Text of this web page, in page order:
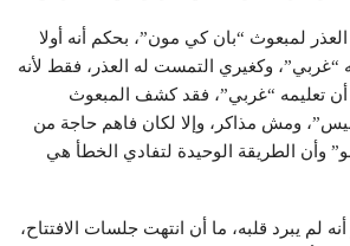
العذر لمبعوث “بان كي مون”، بحكم أنه أولا
“غربي”، وكغيري التمست له العذر، فقط لأنه
أن تعليمه “غربي”، فقد كشف المبعوث
ومش مذاكر، وإلا لكان فاهم حاجة من
وأن الطريقة الوحيدة لتفادي الخطأ هي
لم يبرد قلبه، ما أن انتهت جلسات الافتتاح،